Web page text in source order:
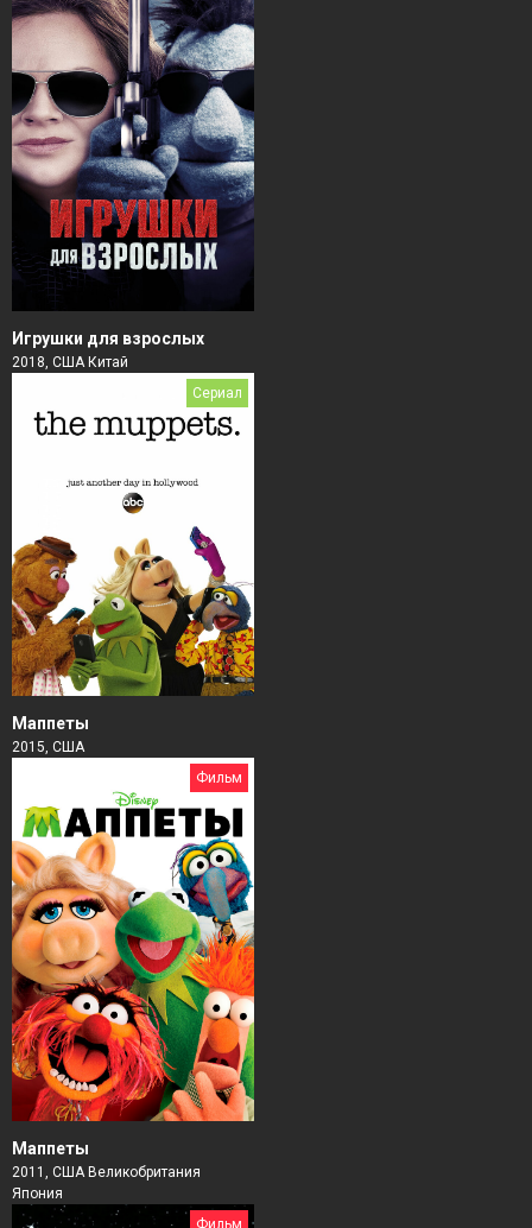
Игрушки для взрослых
2018, США Китай
Сериал
Маппеты
2015, США
Фильм
Маппеты
2011, США Великобритания
Япония
Фильм